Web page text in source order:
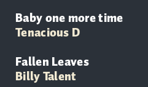
Baby one more time
Tenacious D
Fallen Leaves
Billy Talent